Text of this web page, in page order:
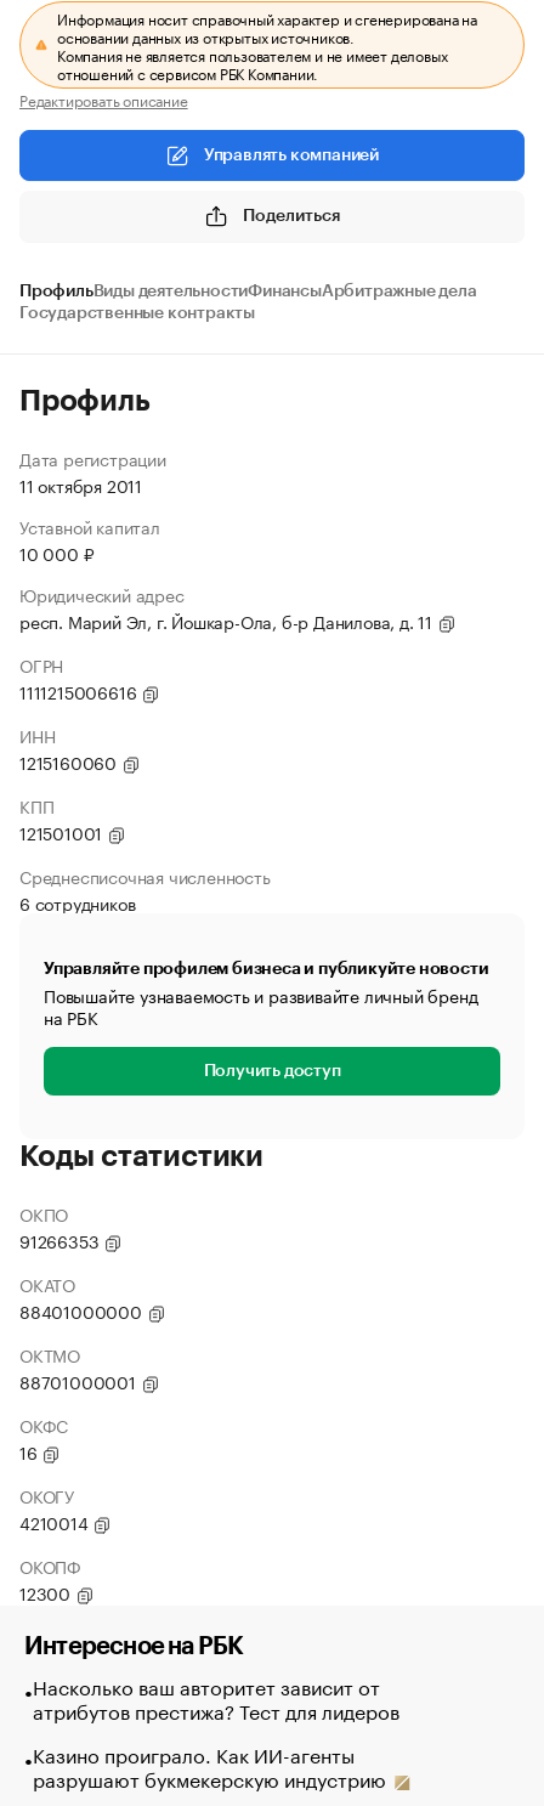
Информация носит справочный характер и сгенерирована на
основании данных из открытых источников.
Компания не является пользователем и не имеет деловых
отношений с сервисом РБК Компании.
Редактировать описание
Управлять компанией
Поделиться
ПрофильВиды деятельностиФинансыАрбитражные дела
Государственные контракты
Профиль
Дата регистрации
11 октября 2011
Уставной капитал
10 000 ₽
Юридический адрес
респ. Марий Эл, г. Йошкар-Ола, б-р Данилова, д. 11
ОГРН
1111215006616
ИНН
1215160060
КПП
121501001
Среднесписочная численность
6 сотрудников
Управляйте профилем бизнеса и публикуйте новости
Повышайте узнаваемость и развивайте личный бренд
на РБК
Получить доступ
Коды статистики
ОКПО
91266353
ОКАТО
88401000000
ОКТМО
88701000001
ОКФС
16
ОКОГУ
4210014
ОКОПФ
12300
Интересное на РБК
Насколько ваш авторитет зависит от
атрибутов престижа? Тест для лидеров
Казино проиграло. Как ИИ-агенты
разрушают букмекерскую индустрию